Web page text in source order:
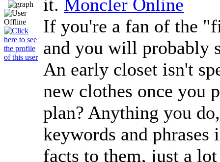
it. Moncler Online
If you're a fan of the
and you will probably
An early closet isn't
new clothes once you
plan? Anything you
keywords and
facts to them, just a